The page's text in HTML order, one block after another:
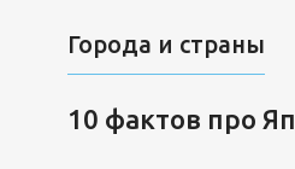
Города и страны
10 фактов про